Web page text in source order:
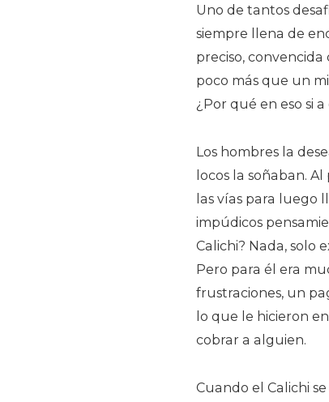
Uno de tantos
siempre llena de
preciso,
poco más que un
¿Por qué en eso si
Los hombres la
locos la soñaban.
las vías para luego
impúdicos
Calichi? Nada, solo
Pero para él era
frustraciones, un
lo que le hicieron
cobrar a alguien.
Cuando el Calichi